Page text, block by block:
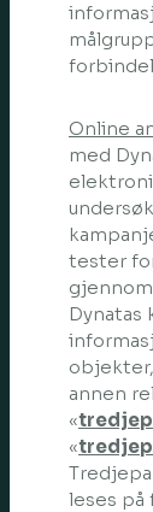
Online
med
tester
Dynatas
annen
«
«
leses på